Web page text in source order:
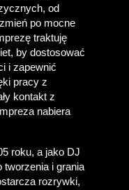
od
po mocne
traktuję
by dostosować
i zapewnić
pracy z
kontakt z
nabiera
roku, a jako DJ
tworzenia i grania
rozrywki,